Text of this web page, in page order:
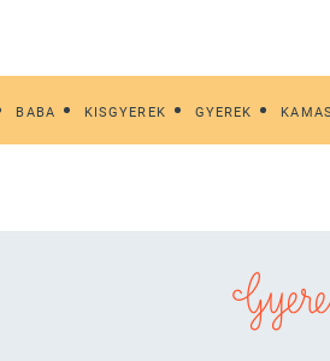
BABA KISGYEREK GYEREK